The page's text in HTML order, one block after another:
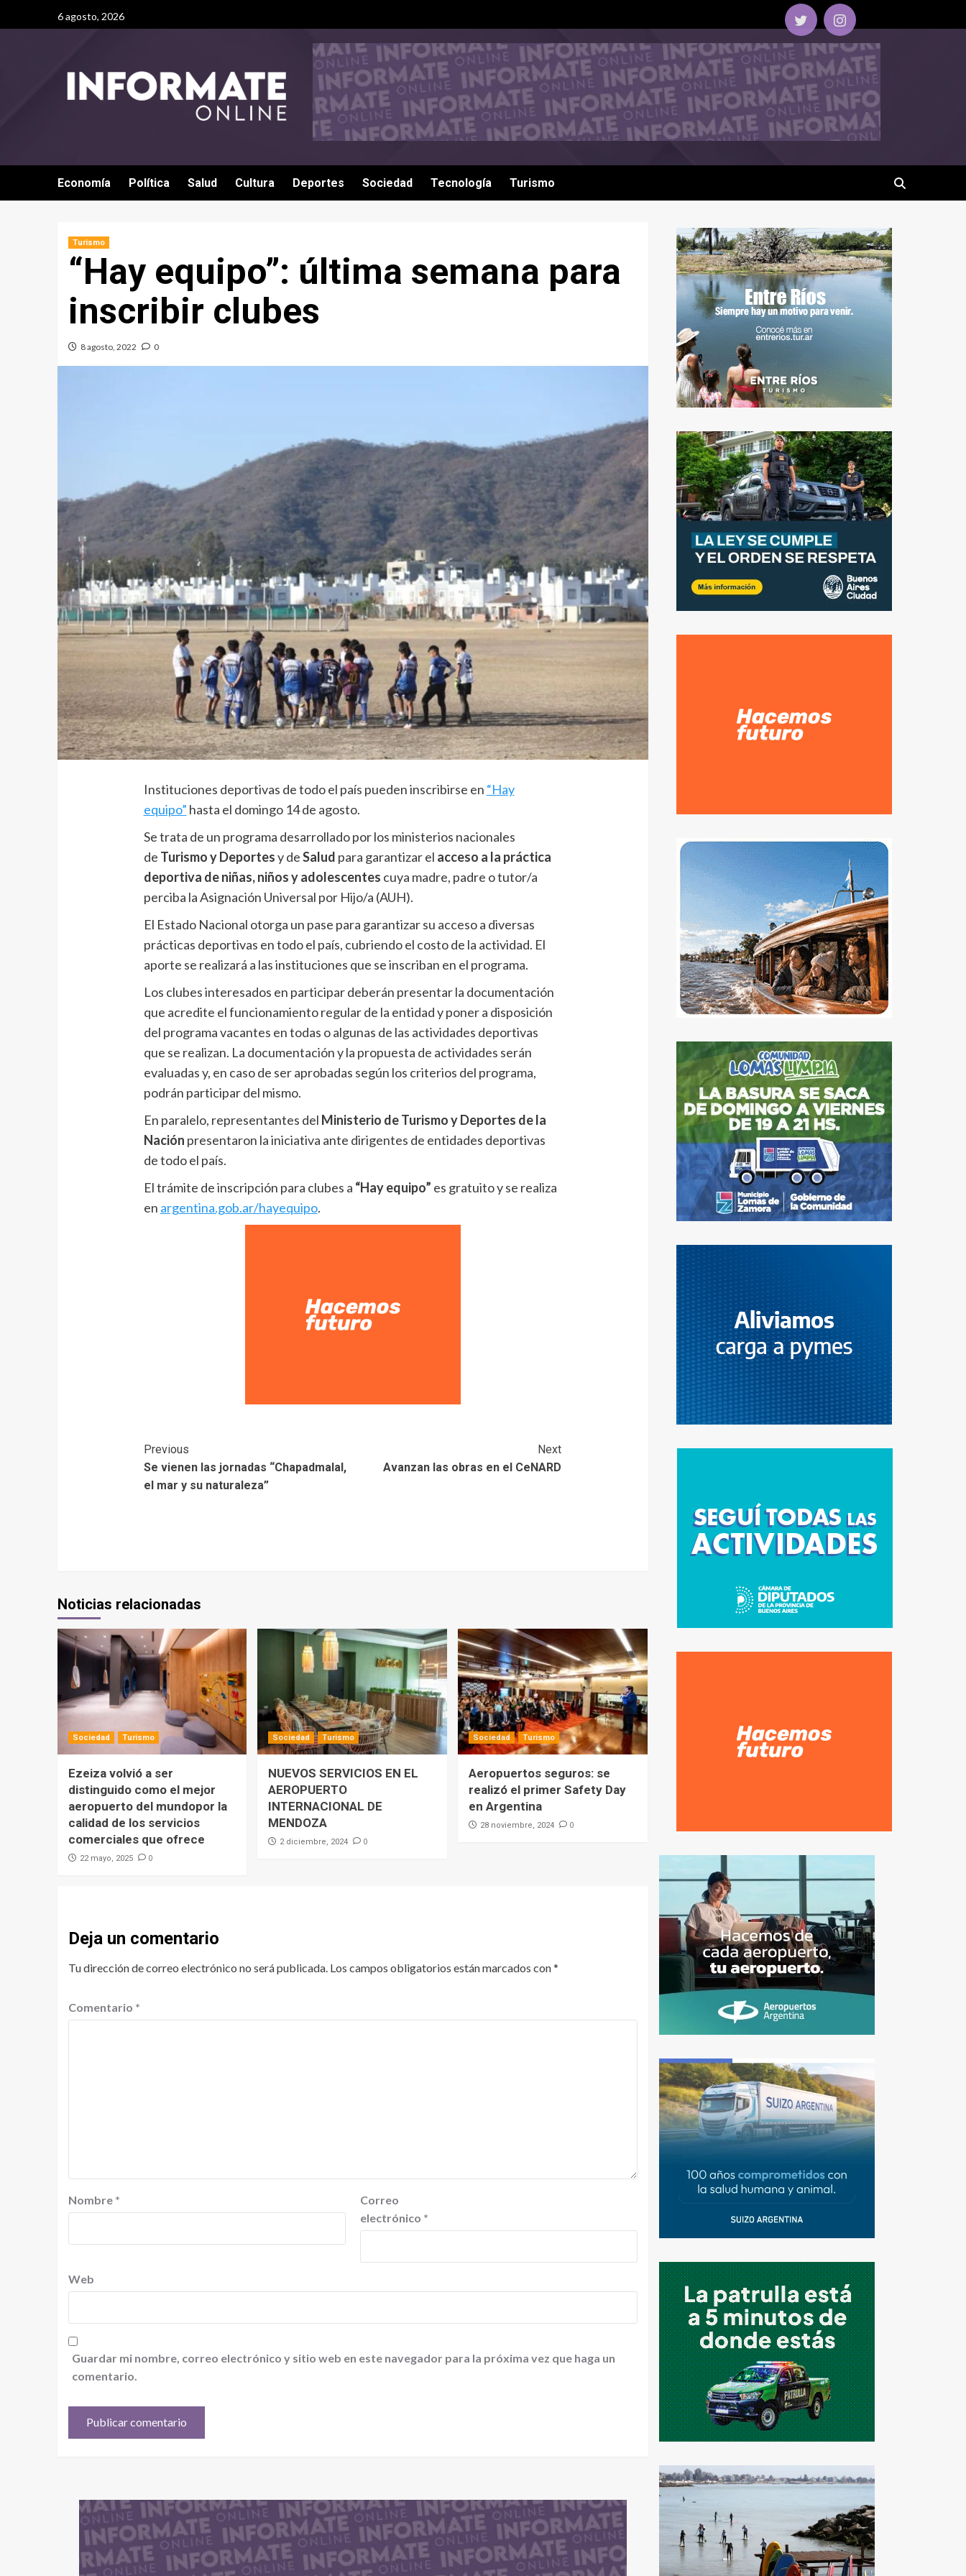
6 agosto, 2026
Economía Política Salud Cultura Deportes Sociedad Tecnología Turismo
Turismo
“Hay equipo”: última semana para
inscribir clubes
8 agosto, 2022 0
Instituciones deportivas de todo el país pueden inscribirse en “Hay
equipo” hasta el domingo 14 de agosto.
Se trata de un programa desarrollado por los ministerios nacionales
de Turismo y Deportesy deSalud para garantizar el acceso a la práctica
deportiva de niñas, niños y adolescentes cuya madre, padre o tutor/a
perciba la Asignación Universal por Hijo/a (AUH).
El Estado Nacional otorga un pase para garantizar su acceso a diversas
prácticas deportivas en todo el país, cubriendo el costo de la actividad. El
aporte se realizará a las instituciones que se inscriban en el programa.
Los clubes interesados en participar deberán presentar la documentación
que acredite el funcionamiento regular de la entidad y poner a disposición
del programa vacantes en todas o algunas de las actividades deportivas
que se realizan. La documentación y la propuesta de actividades serán
evaluadas y, en caso de ser aprobadas según los criterios del programa,
podrán participar del mismo.
En paralelo, representantes del Ministerio de Turismo y Deportes de la
Nación presentaron la iniciativa ante dirigentes de entidades deportivas
de todo el país.
El trámite de inscripción para clubes a “Hay equipo” es gratuito y se realiza
en argentina.gob.ar/hayequipo.
Previous
Se vienen las jornadas “Chapadmalal,
el mar y su naturaleza”
Next
Avanzan las obras en el CeNARD
Noticias relacionadas
Sociedad Turismo
Ezeiza volvió a ser
distinguido como el mejor
aeropuerto del mundopor la
calidad de los servicios
comerciales que ofrece
22 mayo, 2025 0
Sociedad Turismo
NUEVOS SERVICIOS EN EL
AEROPUERTO
INTERNACIONAL DE
MENDOZA
2 diciembre, 2024 0
Sociedad Turismo
Aeropuertos seguros: se
realizó el primer Safety Day
en Argentina
28 noviembre, 2024 0
Deja un comentario
Tu dirección de correo electrónico no será publicada. Los campos obligatorios están marcados con*
Comentario *
Nombre *
Correo
electrónico *
Web
Guardar mi nombre, correo electrónico y sitio web en este navegador para la próxima vez que haga un
comentario.